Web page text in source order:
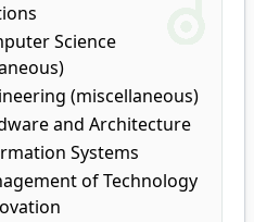
Science
(miscellaneous)
and Architecture
Systems
of Technology